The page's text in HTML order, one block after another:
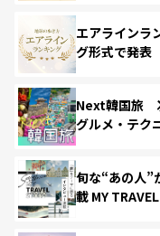
エアラインラ
グ形式で発表
Next韓国旅
グルメ・テク
旬な“あの人”
載 MY